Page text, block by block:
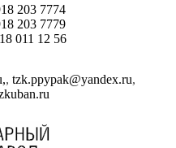
203 7774
203 7779
011 12 56
, tzk.ppypak@yandex.ru,